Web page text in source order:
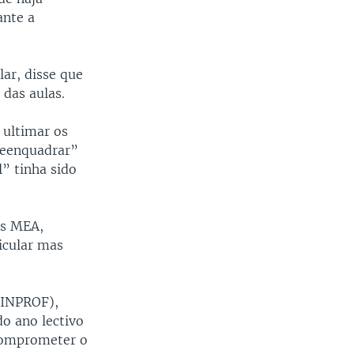
a
disse que
aulas.
ultimar os
tinha sido
MEA,
mas
ano lectivo
o